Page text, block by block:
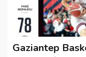
Gaziantep